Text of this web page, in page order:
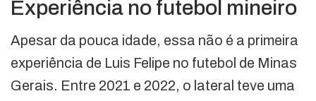
Experiência no futebol mineiro
Apesar da pouca idade, essa não é a primeira
experiência de Luis Felipe no futebol de Minas
Gerais. Entre 2021 e 2022, o lateral teve uma